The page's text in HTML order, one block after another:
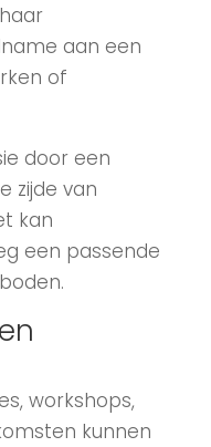
aan een
of
door een
zijde van
kan
een passende
workshops,
kunnen